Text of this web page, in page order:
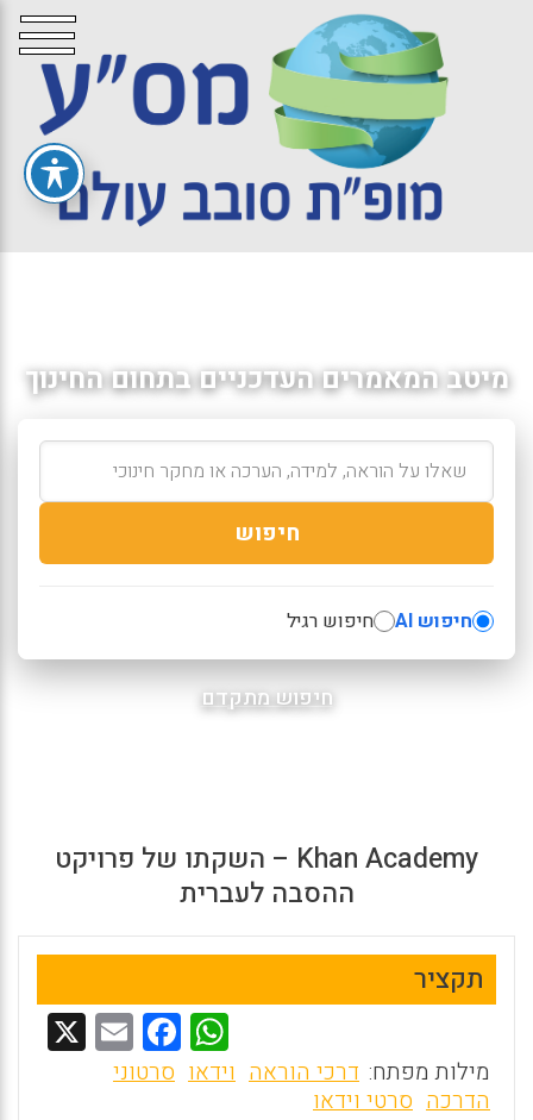
מיטב המאמרים העדכניים בתחום החינוך
חיפוש
חיפוש AI חיפוש רגיל
חיפוש מתקדם
Khan Academy – השקתו של פרויקט
ההסבה לעברית
תקציר
W
h
F
a
E
m מילות מפתח: דרכי הוראה וידאו סרטוני
הדרכה סרטי וידאו